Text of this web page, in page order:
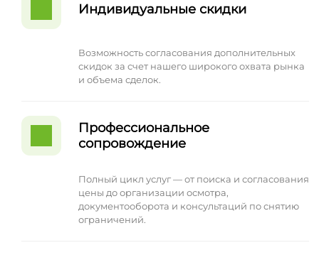
Индивидуальные скидки
Возможность согласования дополнительных
скидок за счет нашего широкого охвата рынка
и объема сделок.
Профессиональное
сопровождение
Полный цикл услуг — от поиска и согласования
цены до организации осмотра,
документооборота и консультаций по снятию
ограничений.